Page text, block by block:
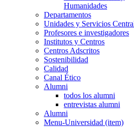
Humanidades
Departamentos
Unidades y Servicios
Profesores e investigadores
Institutos y Centros
Centros Adscritos
Sostenibilidad
Calidad
Canal Ético
Alumni
todos los alumni
entrevistas alumni
Alumni
Menu-Universidad (item)